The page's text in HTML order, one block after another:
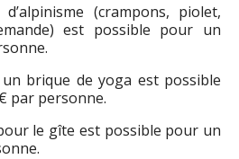
(crampons, piolet,
est possible pour un
brique de yoga est possible
par personne.
le gîte est possible pour un